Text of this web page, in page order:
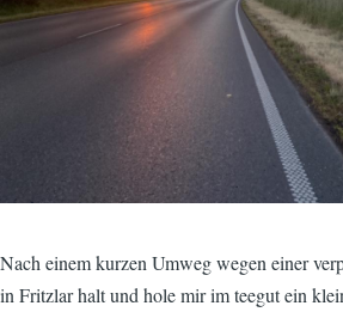
Nach einem kurzen Umweg wegen einer
in Fritzlar halt und hole mir im teegut ein